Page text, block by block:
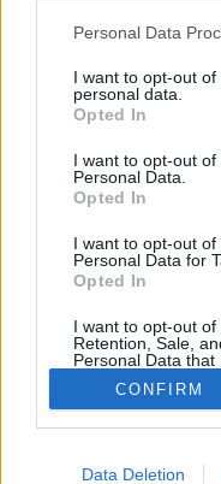
Please note that this
not limited to your visit
grant or deny consent
use your data for
consent section.
Personal Data
I want to opt-out
personal data.
Opted In
I want to opt-out
Personal Data.
Opted In
I want to opt-out
Personal Data for
Opted In
I want to opt-out of
Retention, Sale,
Personal Data
Purposes for
Opted Out
CONFIRM
Data Deletion